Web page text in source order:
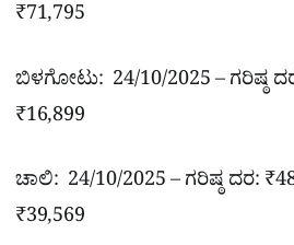
₹71,795
ಬಿಳಗೋಟು: 24/10/2025 – ಗರಿಷ್ಠ
₹16,899
ಚಾಲಿ: 24/10/2025 – ಗರಿಷ್ಠ ದರ:
₹39,569